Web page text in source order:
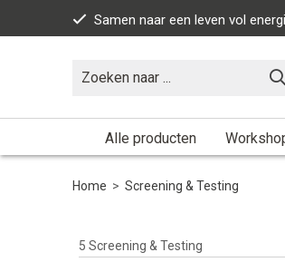
Samen naar een leven vol
Alle producten
Home > Screening & Testing
5 Screening & Testing